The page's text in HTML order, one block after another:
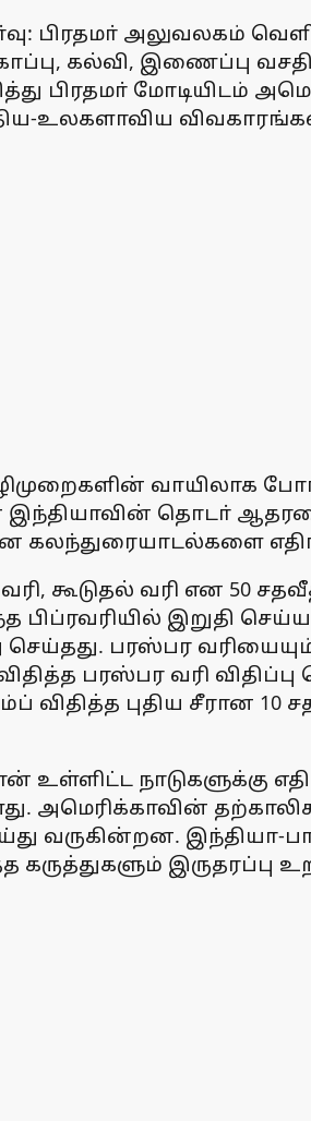
பிரதமா் அலுவலகம்
கல்வி, இணைப்பு
பிரதமா் மோடியிடம்
உலகளாவிய
வாயிலாக
தொடா்
கலந்துரையாடல்களை
கூடுதல் வரி என 50
பிப்ரவரியில் இறுதி
செய்தது. பரஸ்பர
பரஸ்பர வரி
விதித்த புதிய சீரான
நாடுகளுக்கு
தற்காலிக
இந்தியா-
கருத்துகளும்